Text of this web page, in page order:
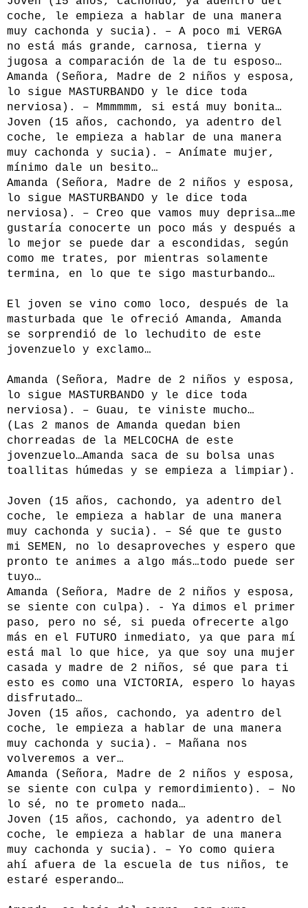
coche, le empieza a hablar de una manera
muy cachonda y sucia). – A poco mi VERGA
no está más grande, carnosa, tierna y
jugosa a comparación de la de tu esposo…
Amanda (Señora, Madre de 2 niños y esposa,
lo sigue MASTURBANDO y le dice toda
nerviosa). – Mmmmmm, si está muy bonita…
Joven (15 años, cachondo, ya adentro del
coche, le empieza a hablar de una manera
muy cachonda y sucia). – Anímate mujer,
mínimo dale un besito…
Amanda (Señora, Madre de 2 niños y esposa,
lo sigue MASTURBANDO y le dice toda
nerviosa). – Creo que vamos muy deprisa…me
gustaría conocerte un poco más y después a
lo mejor se puede dar a escondidas, según
como me trates, por mientras solamente
termina, en lo que te sigo masturbando…
El joven se vino como loco, después de la
masturbada que le ofreció Amanda, Amanda
se sorprendió de lo lechudito de este
jovenzuelo y exclamo…
Amanda (Señora, Madre de 2 niños y esposa,
lo sigue MASTURBANDO y le dice toda
nerviosa). – Guau, te viniste mucho…
(Las 2 manos de Amanda quedan bien
chorreadas de la MELCOCHA de este
jovenzuelo…Amanda saca de su bolsa unas
toallitas húmedas y se empieza a limpiar).
Joven (15 años, cachondo, ya adentro del
coche, le empieza a hablar de una manera
muy cachonda y sucia). – Sé que te gusto
mi SEMEN, no lo desaproveches y espero que
pronto te animes a algo más…todo puede ser
tuyo…
Amanda (Señora, Madre de 2 niños y esposa,
se siente con culpa). - Ya dimos el primer
paso, pero no sé, si pueda ofrecerte algo
más en el FUTURO inmediato, ya que para mí
está mal lo que hice, ya que soy una mujer
casada y madre de 2 niños, sé que para ti
esto es como una VICTORIA, espero lo hayas
disfrutado…
Joven (15 años, cachondo, ya adentro del
coche, le empieza a hablar de una manera
muy cachonda y sucia). – Mañana nos
volveremos a ver…
Amanda (Señora, Madre de 2 niños y esposa,
se siente con culpa y remordimiento). – No
lo sé, no te prometo nada…
Joven (15 años, cachondo, ya adentro del
coche, le empieza a hablar de una manera
muy cachonda y sucia). – Yo como quiera
ahí afuera de la escuela de tus niños, te
estaré esperando…